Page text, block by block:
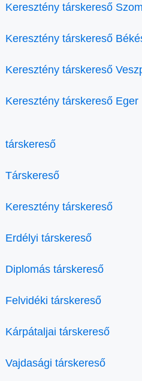
Keresztény társkereső
Keresztény társkereső
Keresztény társkereső
Keresztény társkereső Eger
társkereső
Társkereső
Keresztény társkereső
Erdélyi társkereső
Diplomás társkereső
Felvidéki társkereső
Kárpátaljai társkereső
Vajdasági társkereső